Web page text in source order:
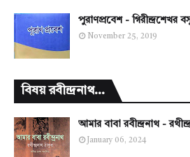
পুরাণপ্রবেশ - গিরীন্দ্রশেখর
November 25, 2019
বিষয় রবীন্দ্রনাথ...
আমার বাবা রবীন্দ্রনাথ -
January 06, 2024